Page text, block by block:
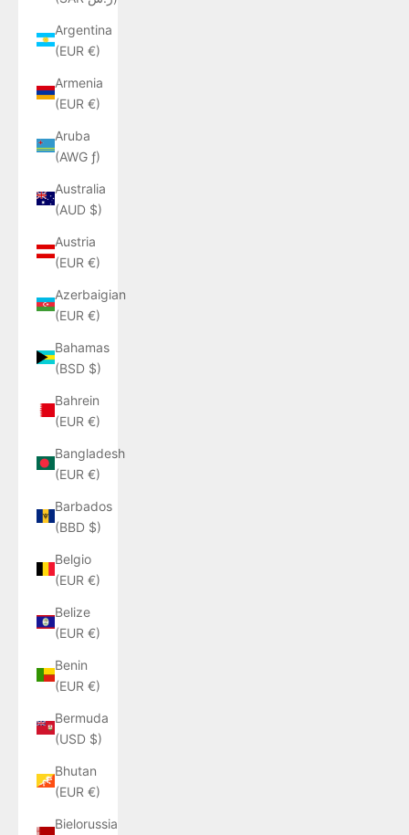
Argentina
(EUR €)
Armenia
(EUR €)
Aruba
(AWG ƒ)
Australia
(AUD $)
Austria
(EUR €)
Azerbaigian
(EUR €)
Bahamas
(BSD $)
Bahrein
(EUR €)
Bangladesh
(EUR €)
Barbados
(BBD $)
Belgio
(EUR €)
Belize
(EUR €)
Benin
(EUR €)
Bermuda
(USD $)
Bhutan
(EUR €)
Bielorussia